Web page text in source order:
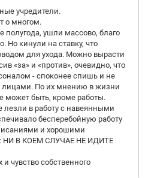
учредители.
о многом.
полугода, ушли массово, благо
Но кинули на ставку, что
для ухода. Можно вырасти
«за» и «против», очевидно, что
- споконее спишь и не
По их мнению в жизни
может быть, кроме работы.
лезли в работу с навеянными
бесперебойную работу
и хорошими
НИ В КОЕМ СЛУЧАЕ НЕ ИДИТЕ
чувство собственного